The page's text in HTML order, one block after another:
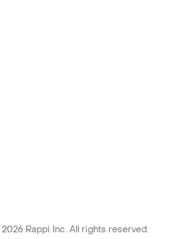
2026 Rappi Inc. All rights reserved.